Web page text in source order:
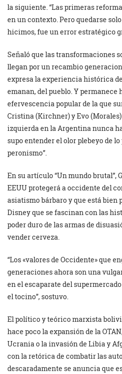
la siguiente. “Las primeras
en un contexto. Pero quedarse
hicimos, fue un error estratégico
Señaló que las transformaciones
llegan por un recambio
expresa la experiencia histórica
emanan, del pueblo. Y permanece
efervescencia popular de la que
Cristina (Kirchner) y Evo
izquierda en la Argentina nunca
supo entender el olor plebeyo de
peronismo”.
En su artículo “Un mundo brutal”,
EEUU protegerá a occidente del
asiatismo bárbaro y que está bien
Disney que se fascinan con las
poder duro de las armas de
vender cerveza.
“Los «valores de Occidente» que
generaciones ahora son una
en el escaparate del
el tocino”, sostuvo.
El político y teórico marxista
hace poco la expansión de la
Ucrania o la invasión de Libia y
con la retórica de combatir las
descaradamente se anuncia que